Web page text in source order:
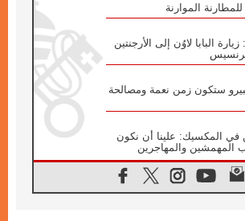
الموارنة
البابا لاوُن إلى الأرجنتين
فرنسيس
ستكون زمن نعمة ومصالحة
في المكسيك: علينا أن نكون
المهمشين والمهاجرين
عشر للشباب في أسيزي: